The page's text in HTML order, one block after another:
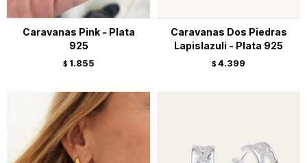
Caravanas Pink - Plata
925
$ 1.855
Caravanas Dos Piedras
Lapislazuli - Plata 925
$ 4.399